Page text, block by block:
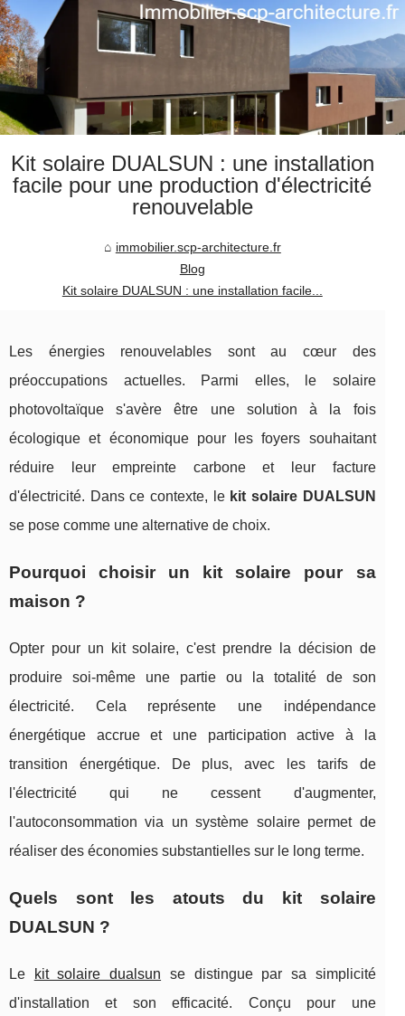
Kit solaire DUALSUN : une installation
facile pour une production d'électricité
renouvelable
immobilier.scp-architecture.fr
Blog
Kit solaire DUALSUN : une installation facile...
Les énergies renouvelables sont au cœur des
préoccupations actuelles. Parmi elles, le solaire
photovoltaïque s'avère être une solution à la fois
écologique et économique pour les foyers souhaitant
réduire leur empreinte carbone et leur facture
d'électricité. Dans ce contexte, le kit solaire DUALSUN
se pose comme une alternative de choix.
Pourquoi choisir un kit solaire pour sa
maison ?
Opter pour un kit solaire, c'est prendre la décision de
produire soi-même une partie ou la totalité de son
électricité. Cela représente une indépendance
énergétique accrue et une participation active à la
transition énergétique. De plus, avec les tarifs de
l'électricité qui ne cessent d'augmenter,
l'autoconsommation via un système solaire permet de
réaliser des économies substantielles sur le long terme.
Quels sont les atouts du kit solaire
DUALSUN ?
Le kit solaire dualsun se distingue par sa simplicité
d'installation et son efficacité. Conçu pour une